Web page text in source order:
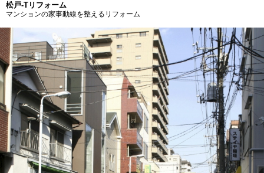
松戸-Tリフォーム
マンションの家事動線を整えるリフォーム